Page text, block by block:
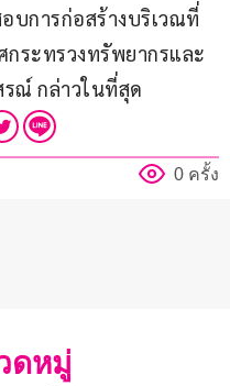
บการก่อสร้างบริเวณที่
กระทรวงทรัพยากรและ
ณ์ กล่าวในที่สุด
0 ครั้ง
ดหมู่